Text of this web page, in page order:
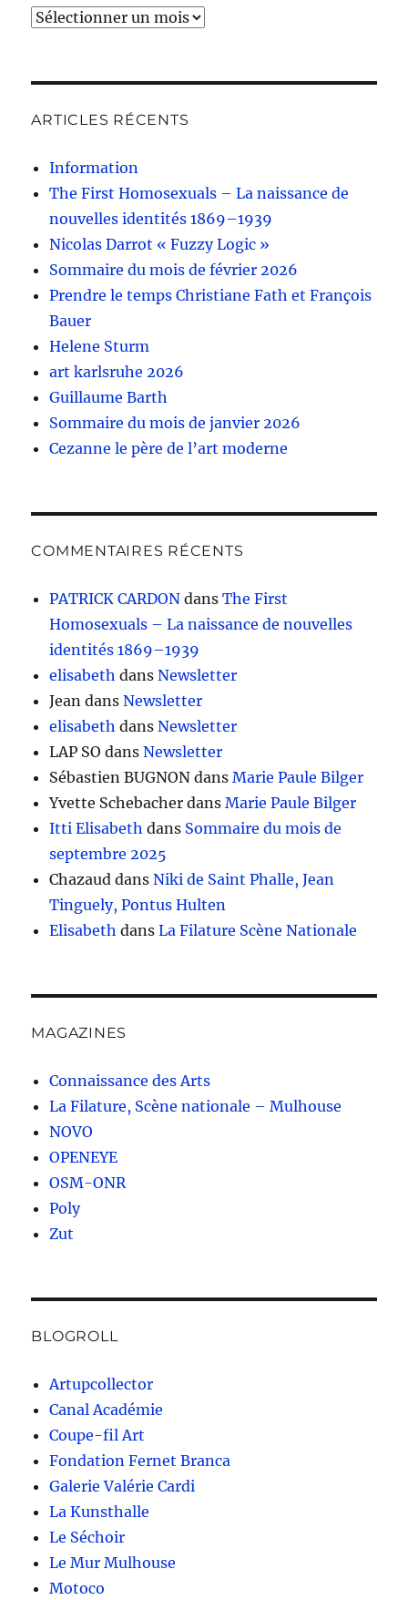
Archives
ARTICLES RÉCENTS
Information
The First Homosexuals – La naissance de
nouvelles identités 1869–1939
Nicolas Darrot « Fuzzy Logic »
Sommaire du mois de février 2026
Prendre le temps Christiane Fath et François
Bauer
Helene Sturm
art karlsruhe 2026
Guillaume Barth
Sommaire du mois de janvier 2026
Cezanne le père de l’art moderne
COMMENTAIRES RÉCENTS
PATRICK CARDON dansThe First
Homosexuals – La naissance de nouvelles
identités 1869–1939
elisabeth dansNewsletter
Jean dansNewsletter
elisabeth dansNewsletter
LAP SO dansNewsletter
Sébastien BUGNON dansMarie Paule Bilger
Yvette Schebacher dansMarie Paule Bilger
Itti Elisabeth dans Sommaire du mois de
septembre 2025
Chazaud dansNiki de Saint Phalle, Jean
Tinguely, Pontus Hulten
Elisabeth dansLa Filature Scène Nationale
MAGAZINES
Connaissance des Arts
La Filature, Scène nationale – Mulhouse
NOVO
OPENEYE
OSM-ONR
Poly
Zut
BLOGROLL
Artupcollector
Canal Académie
Coupe-fil Art
Fondation Fernet Branca
Galerie Valérie Cardi
La Kunsthalle
Le Séchoir
Le Mur Mulhouse
Motoco